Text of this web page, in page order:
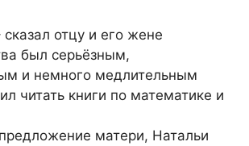
отцу и его жене
был серьёзным,
и немного медлительным
читать книги по математике и
матери, Натальи